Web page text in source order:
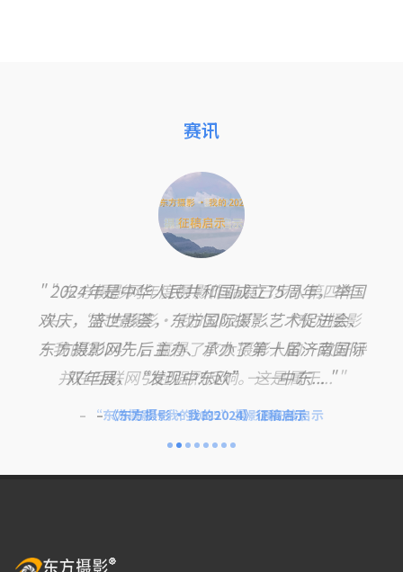
赛讯
“东方摄影·我的2025”摄影展征稿启示
2024年是中华人民共和国成立75周年，举国
欢庆，盛世影荟，东方国际摄影艺术促进会、
东方摄影网先后主办、承办了第十届济南国际
双年展，“发现中东欧”——中东...
《东方摄影 · 我的2024》征稿启示
中国第19届国际摄影艺术展览
第九届济南国际摄影双年展
济南市建党百年摄影大赛获奖作品展开幕暨颁...
济南举办建党百年摄影大賽获奖作品展开幕式...
济南市建党百年摄影大赛征稿启事
第五届世界摄影大会启幕